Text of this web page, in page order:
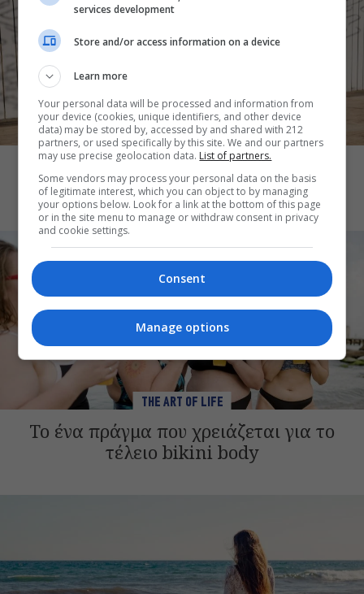
THE ART OF LIFE
Tanmaxxing: To trend που στέλνει τη
Gen Z στον ήλιο χωρίς αντηλιακό
THE ART OF LIFE
Το ένα πράγμα που χρειάζεται για το
τέλειο bikini body
services development
Store and/or access information on a device
Learn more
Your personal data will be processed and information from
your device (cookies, unique identifiers, and other device
data) may be stored by, accessed by and shared with 212
partners, or used specifically by this site. We and our partners
may use precise geolocation data. List of partners.
Some vendors may process your personal data on the basis
of legitimate interest, which you can object to by managing
your options below. Look for a link at the bottom of this page
or in the site menu to manage or withdraw consent in privacy
and cookie settings.
Consent
Manage options